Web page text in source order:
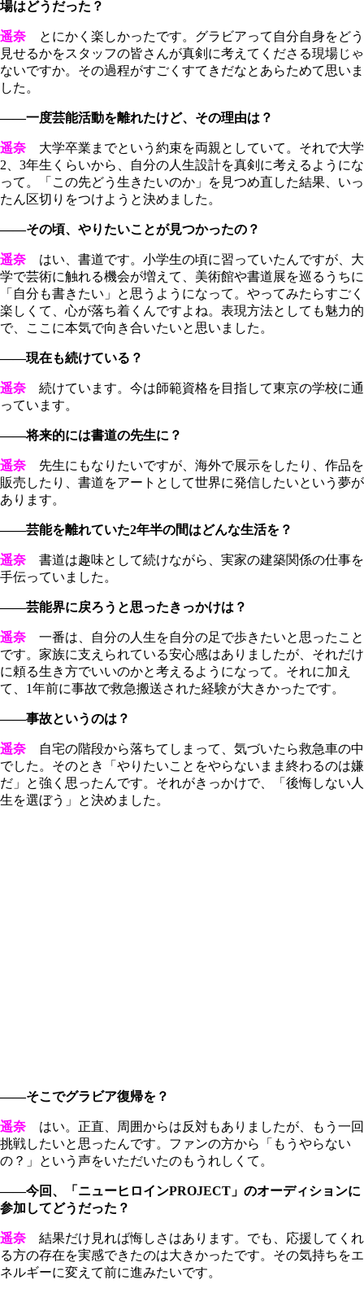
場はどうだった？
遥奈 とにかく楽しかったです。グラビアって自分自身をどう
見せるかをスタッフの皆さんが真剣に考えてくださる現場じゃ
ないですか。その過程がすごくすてきだなとあらためて思いま
した。
――一度芸能活動を離れたけど、その理由は？
遥奈 大学卒業までという約束を両親としていて。それで大学
2、3年生くらいから、自分の人生設計を真剣に考えるようにな
って。「この先どう生きたいのか」を見つめ直した結果、いっ
たん区切りをつけようと決めました。
――その頃、やりたいことが見つかったの？
遥奈 はい、書道です。小学生の頃に習っていたんですが、大
学で芸術に触れる機会が増えて、美術館や書道展を巡るうちに
「自分も書きたい」と思うようになって。やってみたらすごく
楽しくて、心が落ち着くんですよね。表現方法としても魅力的
で、ここに本気で向き合いたいと思いました。
――現在も続けている？
遥奈 続けています。今は師範資格を目指して東京の学校に通
っています。
――将来的には書道の先生に？
遥奈 先生にもなりたいですが、海外で展示をしたり、作品を
販売したり、書道をアートとして世界に発信したいという夢が
あります。
――芸能を離れていた2年半の間はどんな生活を？
遥奈 書道は趣味として続けながら、実家の建築関係の仕事を
手伝っていました。
――芸能界に戻ろうと思ったきっかけは？
遥奈 一番は、自分の人生を自分の足で歩きたいと思ったこと
です。家族に支えられている安心感はありましたが、それだけ
に頼る生き方でいいのかと考えるようになって。それに加え
て、1年前に事故で救急搬送された経験が大きかったです。
――事故というのは？
遥奈 自宅の階段から落ちてしまって、気づいたら救急車の中
でした。そのとき「やりたいことをやらないまま終わるのは嫌
だ」と強く思ったんです。それがきっかけで、「後悔しない人
生を選ぼう」と決めました。
――そこでグラビア復帰を？
遥奈 はい。正直、周囲からは反対もありましたが、もう一回
挑戦したいと思ったんです。ファンの方から「もうやらない
の？」という声をいただいたのもうれしくて。
――今回、「ニューヒロインPROJECT」のオーディションに
参加してどうだった？
遥奈 結果だけ見れば悔しさはあります。でも、応援してくれ
る方の存在を実感できたのは大きかったです。その気持ちをエ
ネルギーに変えて前に進みたいです。